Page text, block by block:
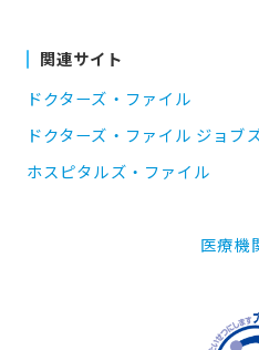
関連サイト
ドクターズ・ファイル
ドクターズ・ファイル ジョブ
ホスピタルズ・ファイル
医療機